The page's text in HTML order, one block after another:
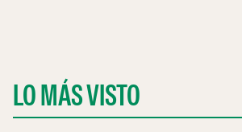
LO MÁS VISTO